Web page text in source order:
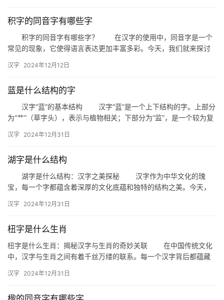
积字的同音字有哪些字
积字的同音字有哪些字？ 在汉字的使用中，同音字是一个
常见的现象，它使得语言表达更加丰富多彩。今天，我们就来探讨
汉字 2024年12月12日
蓝是什么结构的字
汉字“蓝”的基本结构 汉字“蓝”是一个上下结构的字。上部分
为“艹”（草字头），表示与植物相关；下部分为“监”，是一个较为复
汉字 2024年12月31日
湖字是什么结构
湖字是什么结构：汉字之美探秘 汉字作为中华文化的瑰
宝，每一个字都蕴含着深厚的文化底蕴和独特的结构之美。今天，
…
汉字 2024年12月31日
杻字是什么生肖
杻字是什么生肖：揭秘汉字与生肖的奇妙关联 在中国传统文化
中，汉字与生肖之间有着千丝万缕的联系。每一个汉字背后都蕴藏
题—…
汉字 2024年12月31日